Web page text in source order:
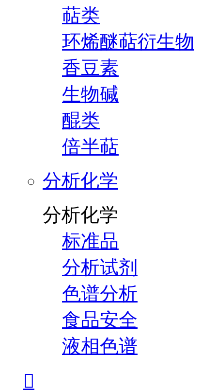
萜类
环烯醚萜衍生物
香豆素
生物碱
醌类
倍半萜
分析化学
分析化学
标准品
分析试剂
色谱分析
食品安全
液相色谱
